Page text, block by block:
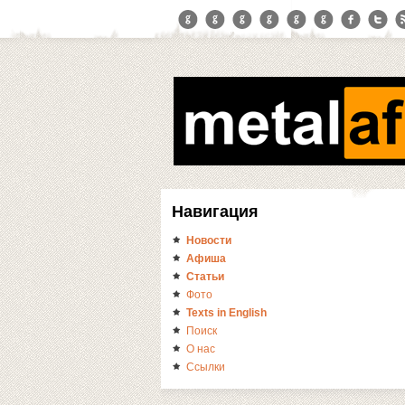
Навигация
Новости
Афиша
Статьи
Фото
Texts in English
Поиск
О нас
Ссылки